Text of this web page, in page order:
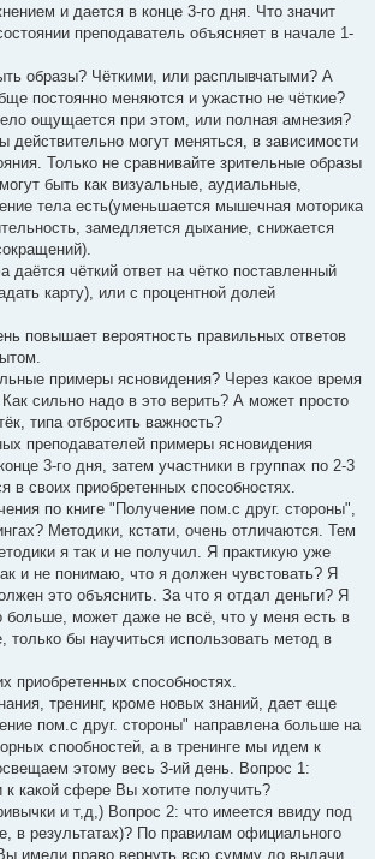
и дается в конце 3-го дня. Что значит
преподаватель объясняет в начале 1-
образы? Чёткими, или расплывчатыми? А
постоянно меняются и ужастно не чёткие?
ощущается при этом, или полная амнезия?
действительно могут меняться, в зависимости
Только не сравнивайте зрительные образы
быть как визуальные, аудиальные,
тела есть(уменьшается мышечная моторика
замедляется дыхание, снижается
даётся чёткий ответ на чётко поставленный
карту), или с процентной долей
повышает вероятность правильных ответов
примеры ясновидения? Через какое время
Как сильно надо в это верить? А может просто
типа отбросить важность?
преподавателей примеры ясновидения
3-го дня, затем участники в группах по 2-3
в своих приобретенных способностях.
по книге "Получение пом.с друг. стороны",
Методики, кстати, очень отличаются. Тем
я так и не получил. Я практикую уже
и не понимаю, что я должен чувстовать? Я
это объяснить. За что я отдал деньги? Я
больше, может даже не всё, что у меня есть в
только бы научиться использовать метод в
приобретенных способностях.
тренинг, кроме новых знаний, дает еще
пом.с друг. стороны" направлена больше на
спообностей, а в тренинге мы идем к
этому весь 3-ий день. Вопрос 1:
к какой сфере Вы хотите получить?
и т,д,) Вопрос 2: что имеется ввиду под
в результатах)? По правилам официального
имели право вернуть всю сумму до выдачи